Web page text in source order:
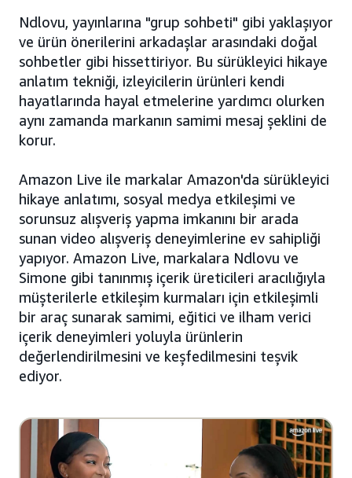
Ndlovu, yayınlarına "grup sohbeti" gibi yaklaşıyor
ve ürün önerilerini arkadaşlar arasındaki doğal
sohbetler gibi hissettiriyor. Bu sürükleyici hikaye
anlatım tekniği, izleyicilerin ürünleri kendi
hayatlarında hayal etmelerine yardımcı olurken
aynı zamanda markanın samimi mesaj şeklini de
korur.
Amazon Live ile markalar Amazon'da sürükleyici
hikaye anlatımı, sosyal medya etkileşimi ve
sorunsuz alışveriş yapma imkanını bir arada
sunan video alışveriş deneyimlerine ev sahipliği
yapıyor. Amazon Live, markalara Ndlovu ve
Simone gibi tanınmış içerik üreticileri aracılığıyla
müşterilerle etkileşim kurmaları için etkileşimli
bir araç sunarak samimi, eğitici ve ilham verici
içerik deneyimleri yoluyla ürünlerin
değerlendirilmesini ve keşfedilmesini teşvik
ediyor.